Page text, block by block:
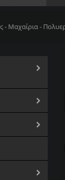
- Μαχαίρια -